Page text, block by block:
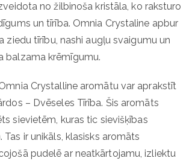
no žilbinoša kristāla, ko raksturo
un tīrība. Omnia Crystaline apbur
ziedu tīrību, nashi augļu svaigumu un
balzama krēmīgumu.
Crystalline aromātu var aprakstīt
– Dvēseles Tīrība. Šis aromāts
sievietēm, kuras tic sievišķības
Tas ir unikāls, klasisks aromāts
pudelē ar neatkārtojamu, izliektu